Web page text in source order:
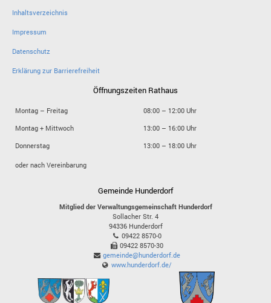
Inhaltsverzeichnis
Impressum
Datenschutz
Erklärung zur Barrierefreiheit
Öffnungszeiten Rathaus
Montag – Freitag
08:00 – 12:00 Uhr
Montag + Mittwoch
13:00 – 16:00 Uhr
Donnerstag
13:00 – 18:00 Uhr
oder nach Vereinbarung
Gemeinde Hunderdorf
Mitglied der Verwaltungsgemeinschaft Hunderdorf
Sollacher Str. 4
94336 Hunderdorf
09422 8570-0
09422 8570-30
gemeinde@hunderdorf.de
www.hunderdorf.de/